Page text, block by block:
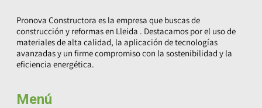
Pronova Constructora es la empresa que buscas de
construcción y reformas en Lleida . Destacamos por el uso de
materiales de alta calidad, la aplicación de tecnologías
avanzadas y un firme compromiso con la sostenibilidad y la
eficiencia energética.
Menú